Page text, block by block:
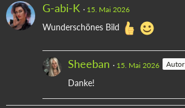
G-abi-K 15. Mai 2026
Wunderschönes Bild
Sheeban 15. Mai 2026 Autor
Danke!